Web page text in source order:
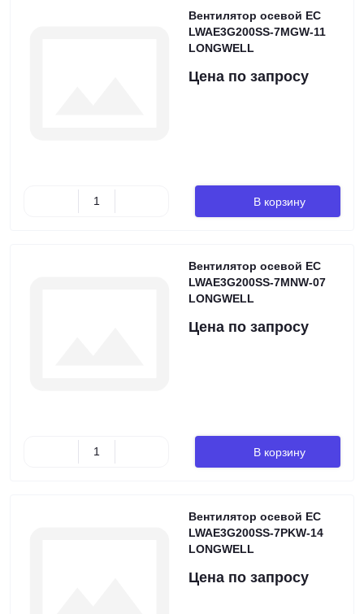
Вентилятор осевой EC
LWAE3G200SS-7MGW-11
LONGWELL
Цена по запросу
В корзину
Вентилятор осевой EC
LWAE3G200SS-7MNW-07
LONGWELL
Цена по запросу
В корзину
Вентилятор осевой EC
LWAE3G200SS-7PKW-14
LONGWELL
Цена по запросу